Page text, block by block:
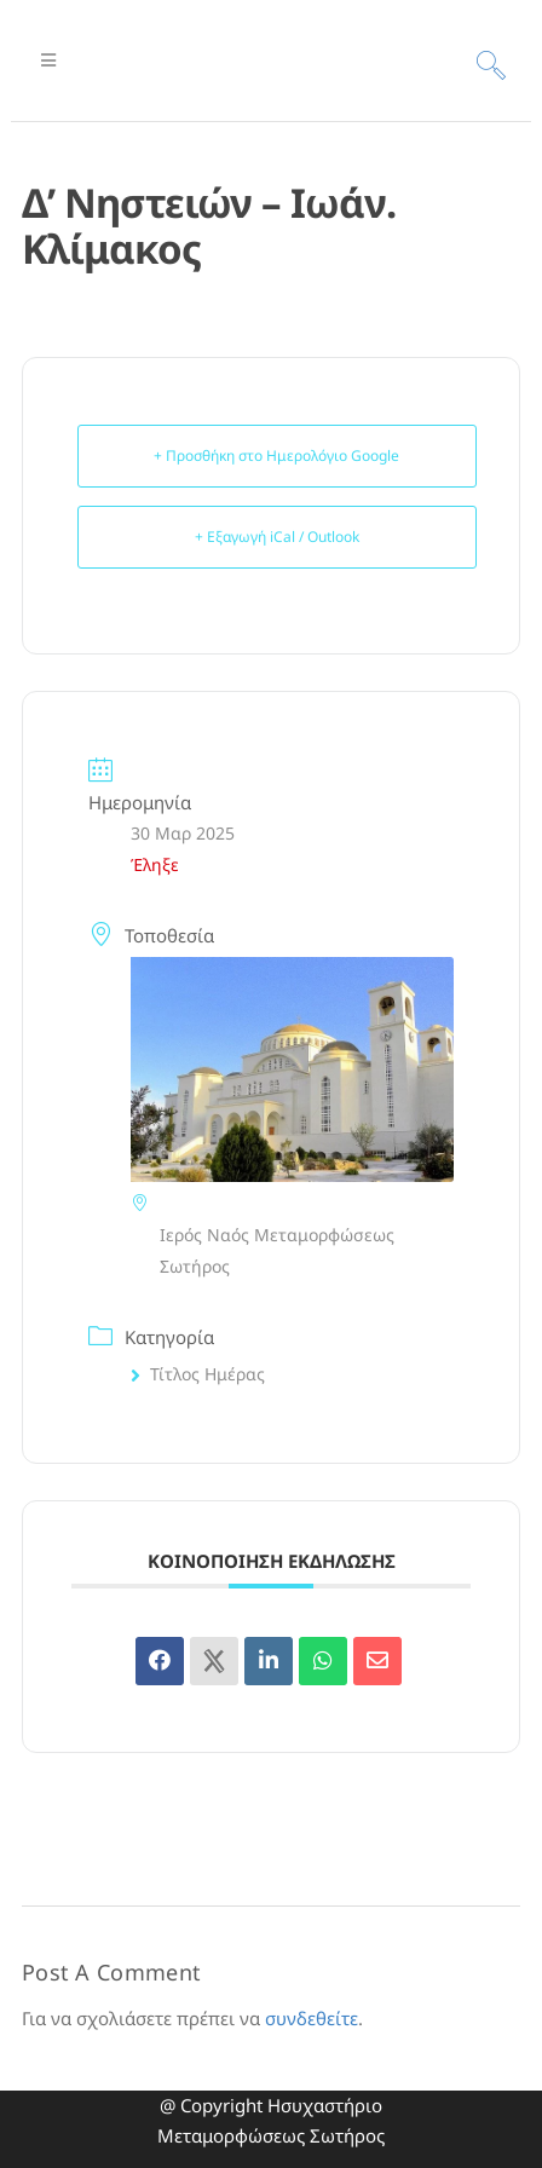
Δ’ Νηστειών – Ιωάν.
Κλίμακος
+ Προσθήκη στο Ημερολόγιο Google
+ Εξαγωγή iCal / Outlook
Ημερομηνία
30 Μαρ 2025
Έληξε
Τοποθεσία
Ιερός Ναός Μεταμορφώσεως
Σωτήρος
Κατηγορία
Τίτλος Ημέρας
ΚΟΙΝΟΠΟΊΗΣΗ ΕΚΔΉΛΩΣΗΣ
Post A Comment
Για να σχολιάσετε πρέπει να συνδεθείτε.
@ Copyright Ησυχαστήριο
Μεταμορφώσεως Σωτήρος